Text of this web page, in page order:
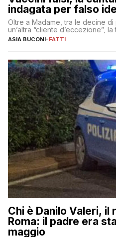
indagata per falso
Oltre a Madame, tra le decine
un’altra “cliente d’eccezione”,
ASIA BUCONI-FATTI
Chi è Danilo Valeri, il
Roma: il padre era
maggio